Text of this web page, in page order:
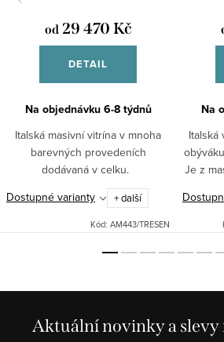
od29 470 Kč
DETAIL
Na objednávku 6-8 týdnů
Italská masivní vitrína v mnoha
barevných provedeních
dodávaná v celku.
Dostupné varianty
+ další
Kód: AM443/TRESEN
Na
Italská
Je z
Aktuální novinky a slevy